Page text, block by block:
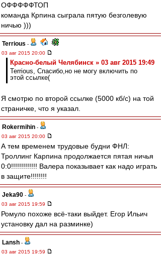
ОФФФФФТОП
команда Крпина сыграла пятую безголевую
ничью )))
Terrious -
03 авг 2015 20:00
Красно-белый Челябинск » 03 авг 2015 19:49
Terrious, Спасибо,но не могу включить по
этой ссылке(
Я смотрю по второй ссылке (5000 кб/с) на той
страничке, что я указал.
Rokermihin -
03 авг 2015 20:00
А тем временем трудовые будни ФНЛ:
Троллинг Карпина продолжается пятая ничья
0:0!!!!!!!!!!!!! Валера показывает как надо играть
в защите!!!!!!!!
Jeka90 -
03 авг 2015 19:59
Ромуло похоже всё-таки выйдет. Егор Ильич
установку дал на разминке)
Lansh -
03 авг 2015 19:59